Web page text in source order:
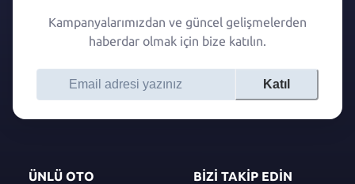
Kampanyalarımızdan ve güncel gelişmelerden
haberdar olmak için bize katılın.
Katıl
ÜNLÜ OTO BİZİ TAKİP EDİN